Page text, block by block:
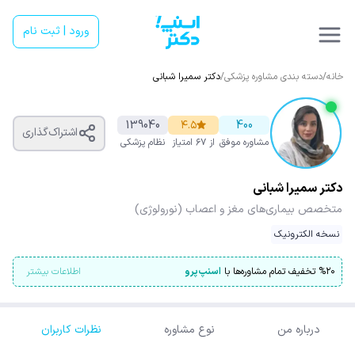
ورود | ثبت نام
خانه/دسته بندی مشاوره پزشکی/دکتر سمیرا شبانی
400
مشاوره موفق
۴.۵
از ۶۷ امتیاز
139040
نظام پزشکی
اشتراک‌گذاری
دکتر سمیرا شبانی
متخصص بیماری‌های مغز و اعصاب (نورولوژی)
نسخه الکترونیک
%۲۰ تخفیف تمام مشاوره‌ها با اسنپ‌پرو اطلاعات بیشتر
درباره من نوع مشاوره نظرات کاربران